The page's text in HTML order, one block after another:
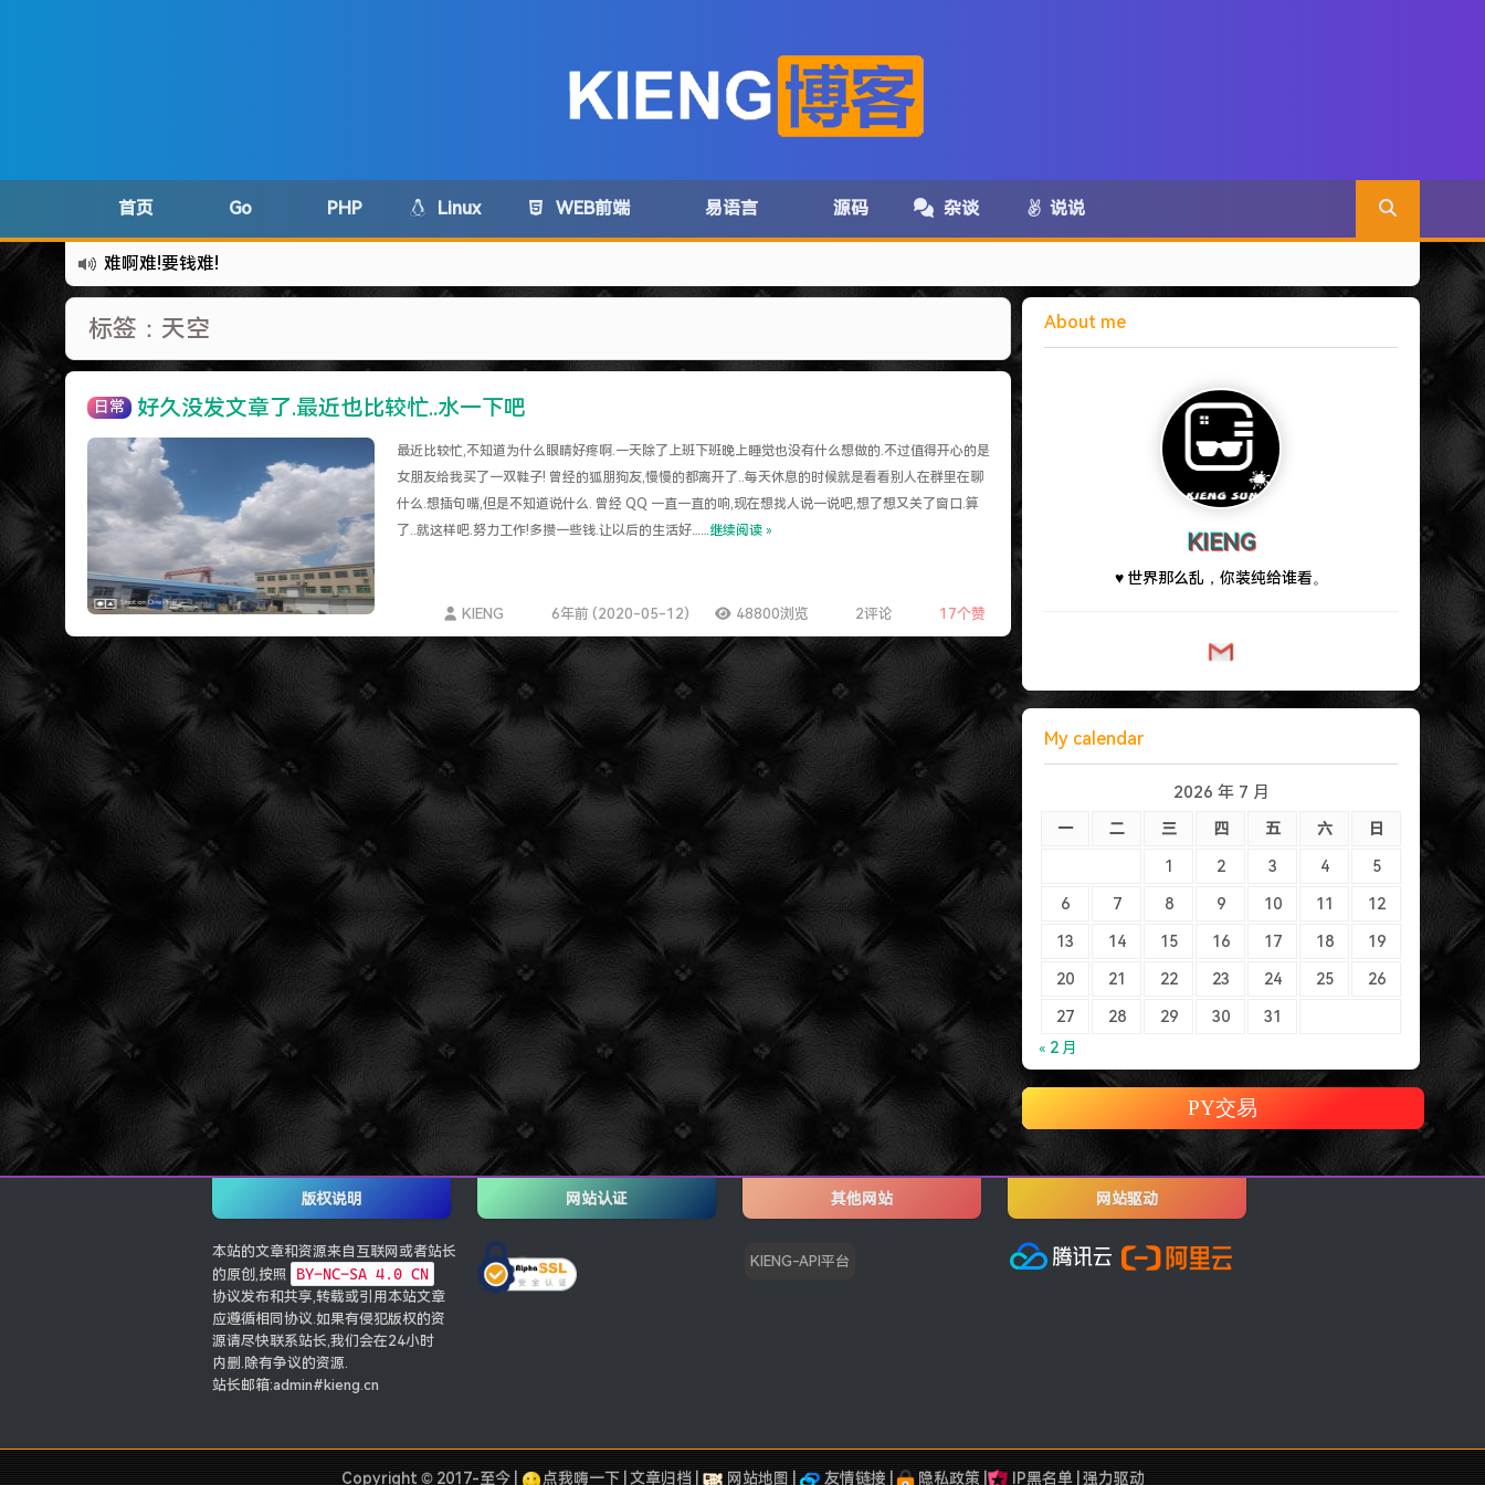
首页 Go PHP Linux WEB前端 易语言 源码 杂谈 说说
难啊难!要钱难!
更新到WordPress5.6啦
有点伤心了,今年净遇到王某海这种人.
难啊难...
七牛的JS SDK 的文档真坑啊.
好气啊~原来使用的CDN服务商莫名其妙的给我服务取消了~
遇见一个沙雕汽车人.
2022-09-04被罚款200元记6分.
特么的.电脑风扇坏了.快递还全部停发.太难了...求求了.疫情赶紧走吧.
标签：天空
日常 好久没发文章了.最近也比较忙..水一下吧
最近比较忙,不知道为什么眼睛好疼啊.一天除了上班下班晚上睡觉也没有什么想做的.不过值得开心的是
女朋友给我买了一双鞋子! 曾经的狐朋狗友,慢慢的都离开了..每天休息的时候就是看看别人在群里在聊
什么.想插句嘴,但是不知道说什么. 曾经 QQ 一直一直的响,现在想找人说一说吧,想了想又关了窗口.算
了..就这样吧.努力工作!多攒一些钱.让以后的生活好……继续阅读 »
KIENG 6年前 (2020-05-12) 48800浏览 2评论 17个赞
About me
KIENG
♥ 世界那么乱，你装纯给谁<)
My calendar
2026 年 7 月
一 二 三 四 五 六 日
1 2 3 4 5
6 7 8 9 10 11 12
13 14 15 16 17 18 19
20 21 22 23 24 25 26
27 28 29 30
31
« 2 月
PY交易
版权说明
本站的文章和资源来自互联网或者站长
的原创,按照
BY-NC-SA 4.0 CN
协议发布和共享,转载或引用本站文章
应遵循相同协议.如果有侵犯版权的资
源请尽快联系站长,我们会在24小时
内删.除有争议的资源.
站长邮箱:admin#kieng.cn
网站认证 其他网站
KIENG-API平台
网站驱动
Copyright © 2017-至今 | 点我嗨一下| 文章归档| 网站地图 友情链接 隐私政策| IP黑名单 强力驱动